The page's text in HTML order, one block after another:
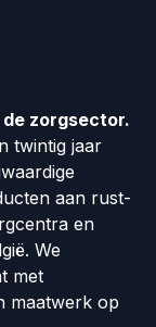
zorgsector.
twintig jaar
aan rust-
en
We
met
maatwerk op